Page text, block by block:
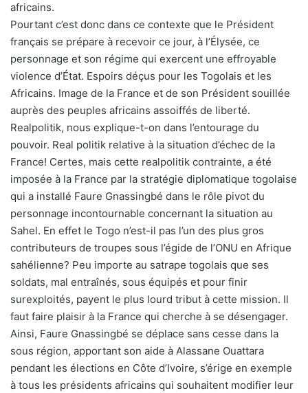
africains.
Pourtant c’est donc dans ce contexte que le Président
français se prépare à recevoir ce jour, à l’Élysée, ce
personnage et son régime qui exercent une effroyable
violence d’État. Espoirs déçus pour les Togolais et les
Africains. Image de la France et de son Président souillée
auprès des peuples africains assoiffés de liberté.
Realpolitik, nous explique-t-on dans l’entourage du
pouvoir. Real politik relative à la situation d’échec de la
France! Certes, mais cette realpolitik contrainte, a été
imposée à la France par la stratégie diplomatique togolaise
qui a installé Faure Gnassingbé dans le rôle pivot du
personnage incontournable concernant la situation au
Sahel. En effet le Togo n’est-il pas l’un des plus gros
contributeurs de troupes sous l’égide de l’ONU en Afrique
sahélienne? Peu importe au satrape togolais que ses
soldats, mal entraînés, sous équipés et pour finir
surexploités, payent le plus lourd tribut à cette mission. Il
faut faire plaisir à la France qui cherche à se désengager.
Ainsi, Faure Gnassingbé se déplace sans cesse dans la
sous région, apportant son aide à Alassane Ouattara
pendant les élections en Côte d’Ivoire, s’érige en exemple
à tous les présidents africains qui souhaitent modifier leur